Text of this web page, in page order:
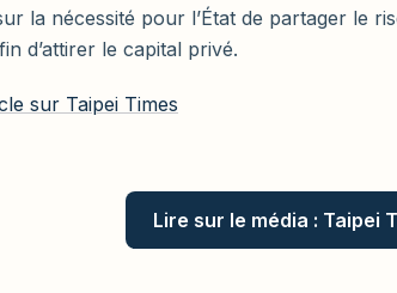
la nécessité pour l’État de partager le
d’attirer le capital privé.
sur Taipei Times
Lire sur le média : Taipei